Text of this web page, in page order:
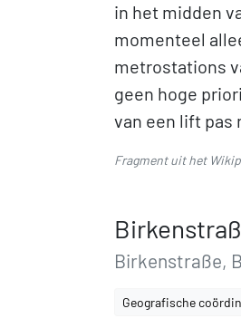
in het midden
momenteel
metrostations
geen hoge
van een lift pas
Fragment uit het
Birkenstraße,
Geografische